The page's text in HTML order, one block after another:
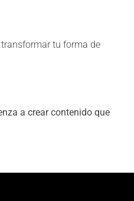
tu forma de
a crear contenido que